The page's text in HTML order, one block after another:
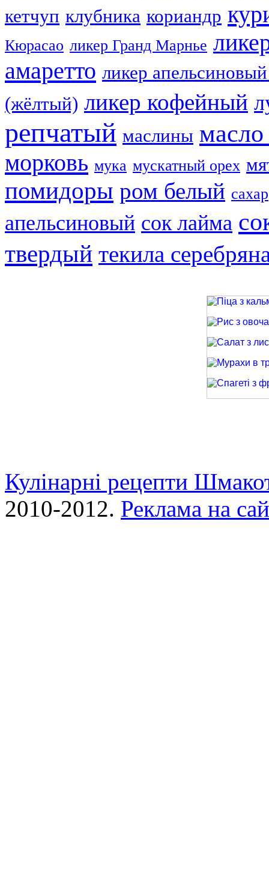
кетчуп клубника кориандр
Кюрасао ликер Гранд Марнье
амаретто ликер
(жёлтый) ликер кофейный
репчатый маслины масло
морковь мука мускатный орех
помидоры ром белый сахар
апельсиновый сок лайма
твердый текила
Кулінарні рецепти
2010-2012. Реклама на